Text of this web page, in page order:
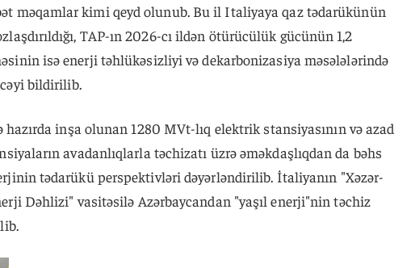
məqamlar kimi qeyd olunub. Bu il Italiyaya qaz tədarükünün
TAP-ın 2026-cı ildən ötürücülük gücünün 1,2
isə enerji təhlükəsizliyi və dekarbonizasiya məsələlərində
bildirilib.
inşa olunan 1280 MVt-lıq elektrik stansiyasının və azad
avadanlıqlarla təchizatı üzrə əməkdaşlıqdan da bəhs
tədarükü perspektivləri dəyərləndirilib. İtaliyanın "Xəzər-
Dəhlizi" vasitəsilə Azərbaycandan "yaşıl enerji"nin təchiz